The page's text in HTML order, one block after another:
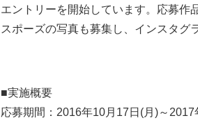
エントリーを開始しています。応募作
スポーズの写真も募集し、インスタグ
■実施概要
応募期間：2016年10月17日(月)～